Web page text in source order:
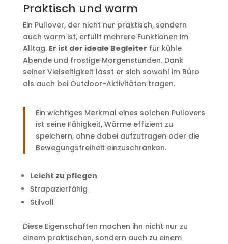
Praktisch und warm
Ein Pullover, der nicht nur praktisch, sondern
auch warm ist, erfüllt mehrere Funktionen im
Alltag. Er ist der ideale Begleiter für kühle
Abende und frostige Morgenstunden. Dank
seiner Vielseitigkeit lässt er sich sowohl im Büro
als auch bei Outdoor-Aktivitäten tragen.
Ein wichtiges Merkmal eines solchen Pullovers
ist seine Fähigkeit, Wärme effizient zu
speichern, ohne dabei aufzutragen oder die
Bewegungsfreiheit einzuschränken.
Leicht zu pflegen
Strapazierfähig
Stilvoll
Diese Eigenschaften machen ihn nicht nur zu
einem praktischen, sondern auch zu einem